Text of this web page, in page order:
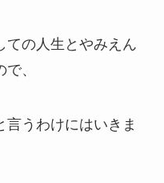
ての人生とやみえん
、
言うわけにはいきま